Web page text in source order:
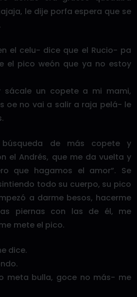
le dije porfa espera que se
el celu- dice que el Rucio- pa
el pico weón que ya no estoy
sácale un copete a mi mami,
oe no vai a salir a raja pelá- le
de más copete y
el Andrés, que me da vuelta y
que hagamos el amor”. Se
todo su cuerpo, su pico
a darme besos, hacerme
piernas con las de él, me
mete el pico.
dice.
meta bulla, goce no más- me